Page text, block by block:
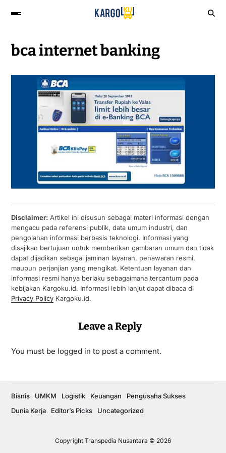
bca internet banking
Disclaimer:Artikel ini disusun sebagai materi informasi dengan
mengacu pada referensi publik, data umum industri, dan
pengolahan informasi berbasis teknologi. Informasi yang
disajikan bertujuan untuk memberikan gambaran umum dan tidak
dapat dijadikan sebagai jaminan layanan, penawaran resmi,
maupun perjanjian yang mengikat. Ketentuan layanan dan
informasi resmi hanya berlaku sebagaimana tercantum pada
kebijakan Kargoku.id. Informasi lebih lanjut dapat dibaca di
Privacy PolicyKargoku.id.
Leave a Reply
You must be logged in to post a comment.
Copyright Transpedia Nusantara © 2026
Bisnis UMKM Logistik Keuangan
Pengusaha Sukses
Dunia Kerja
Editor’s Picks Uncategorized